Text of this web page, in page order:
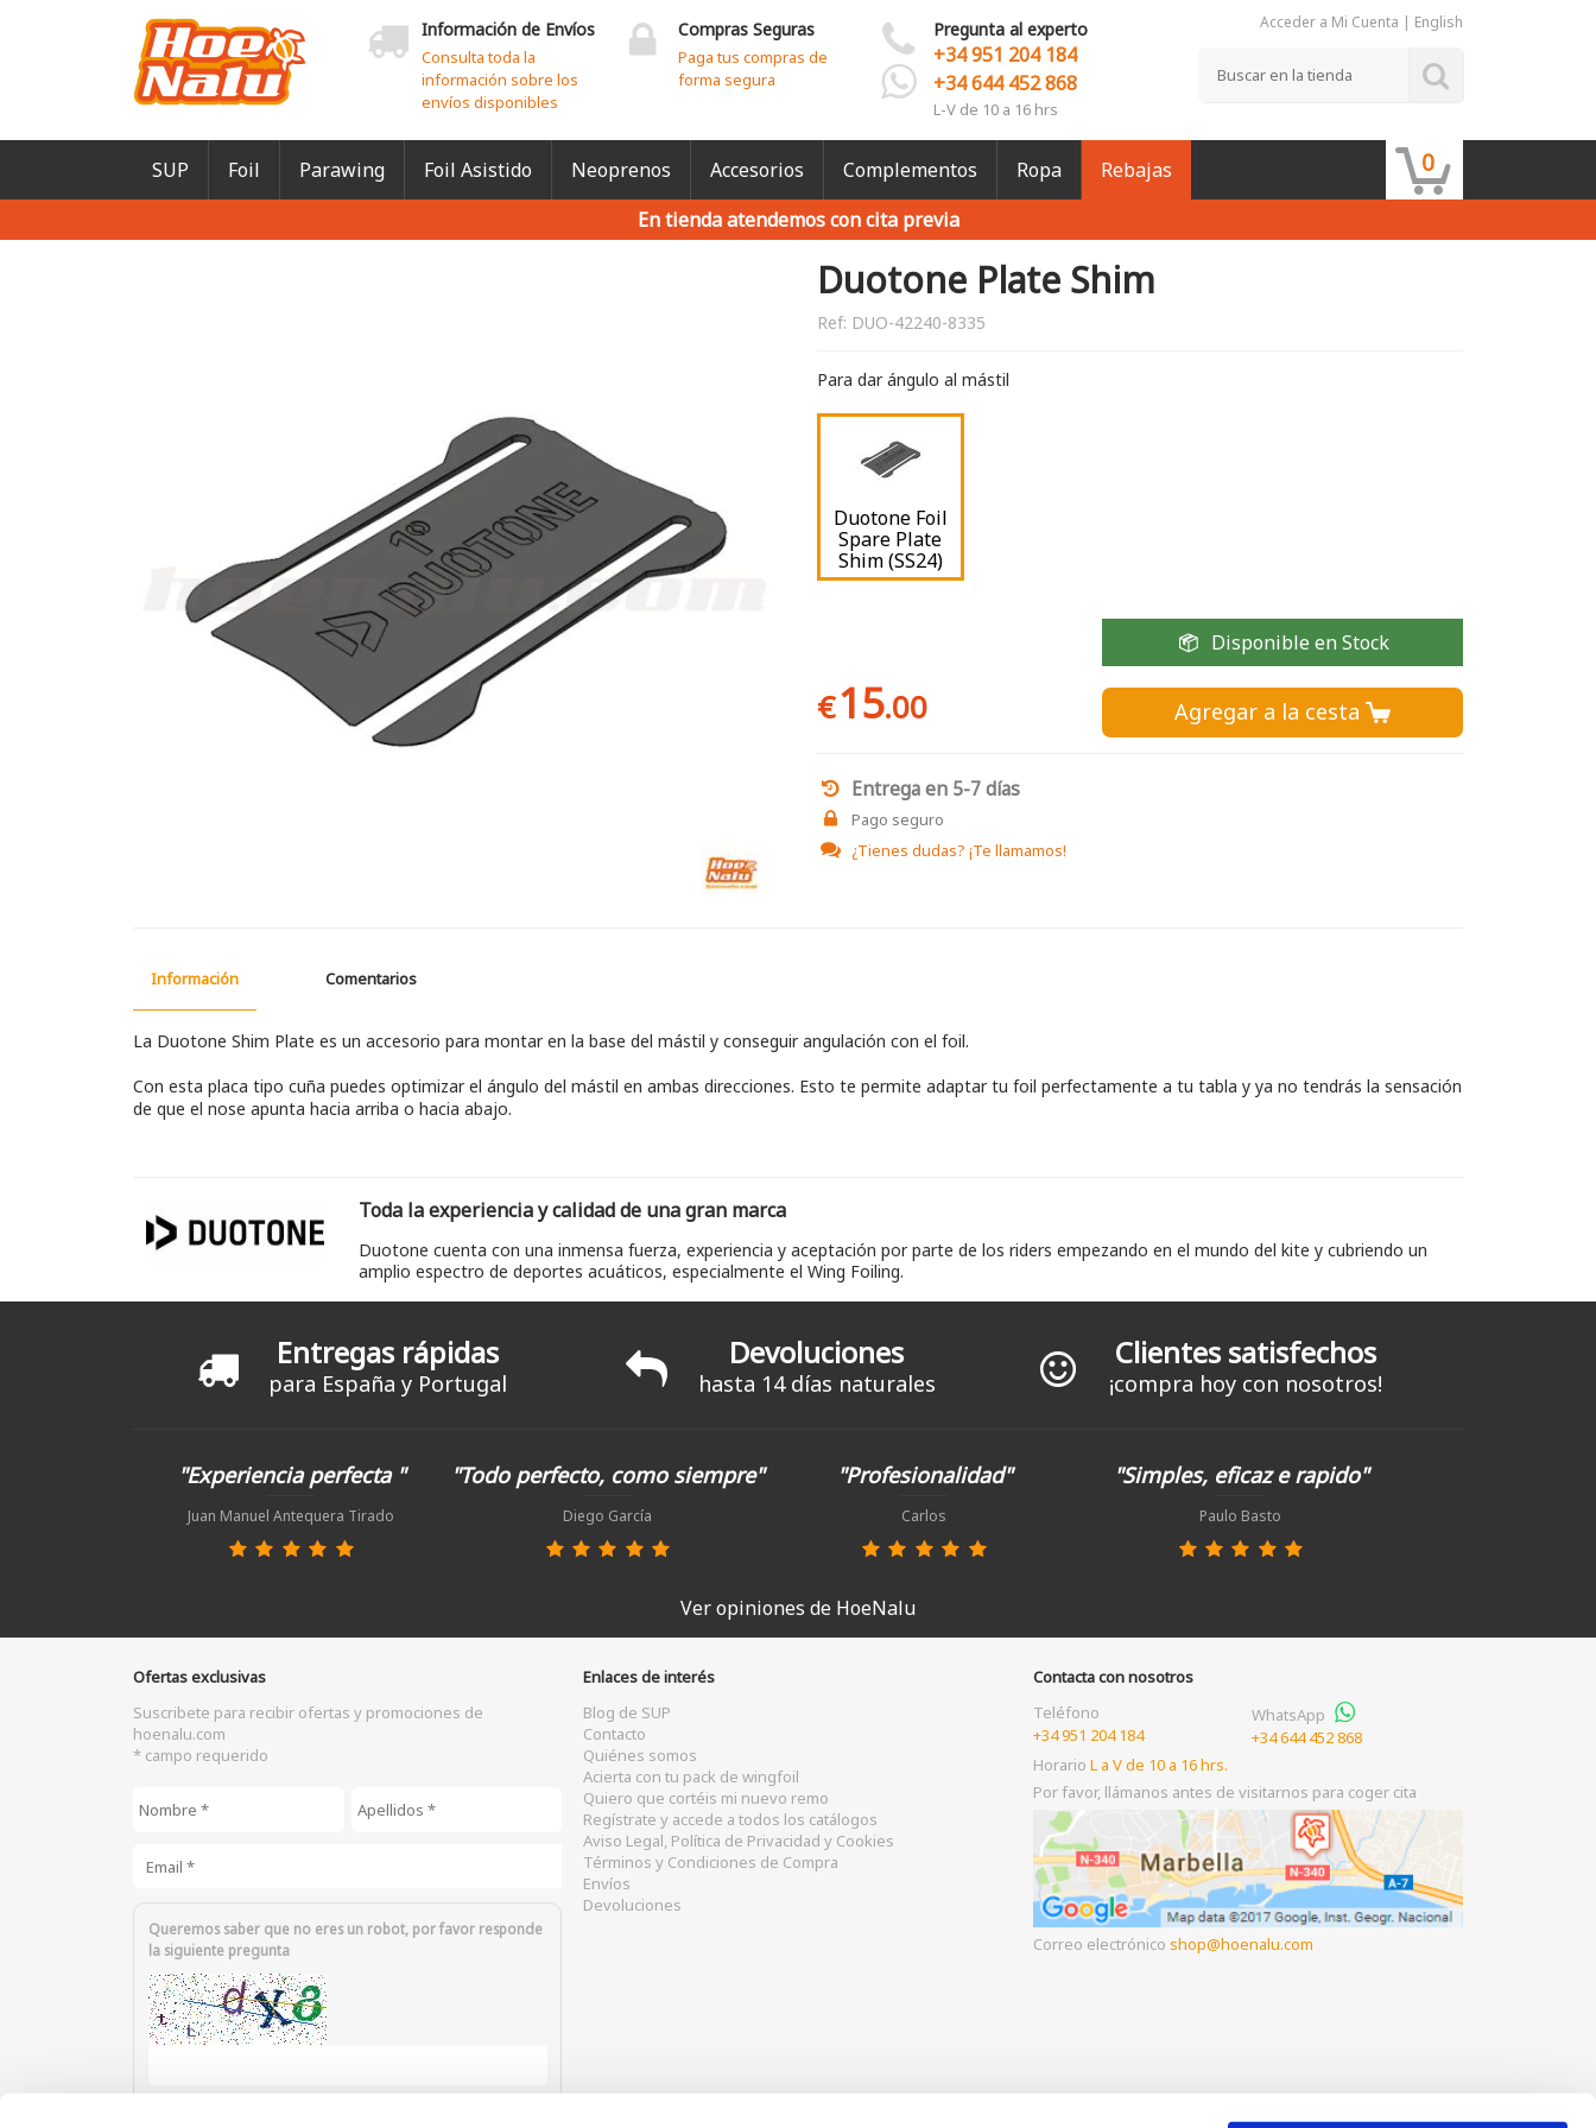
Información de Envíos
Consulta toda la
información sobre los
envíos disponibles
Compras Seguras
Paga tus compras de
forma segura
Pregunta al experto
+34 951 204 184
+34 644 452 868
L-V de 10 a 16 hrs
Acceder a Mi Cuenta | English
SUP Foil Parawing Foil Asistido Neoprenos Accesorios Complementos Ropa Rebajas 0
En tienda atendemos con cita previa
Duotone Plate Shim
Ref: DUO-42240-8335
Para dar ángulo al mástil
Duotone Foil
Spare Plate
Shim (SS24)
€15.00
Disponible en Stock
Agregar a la cesta 
Entrega en 5-7 días
Pago seguro
¿Tienes dudas? ¡Te llamamos!
Información Comentarios
La Duotone Shim Plate es un accesorio para montar en la base del mástil y conseguir angulación con el foil.
Con esta placa tipo cuña puedes optimizar el ángulo del mástil en ambas direcciones. Esto te permite adaptar tu foil perfectamente a tu tabla y ya no tendrás la sensación
de que el nose apunta hacia arriba o hacia abajo.
Toda la experiencia y calidad de una gran marca
Duotone cuenta con una inmensa fuerza, experiencia y aceptación por parte de los riders empezando en el mundo del kite y cubriendo un
amplio espectro de deportes acuáticos, especialmente el Wing Foiling.
Entregas rápidas
para España y Portugal
Devoluciones
hasta 14 días naturales
Clientes satisfechos
¡compra hoy con nosotros!
"Experiencia perfecta "
Juan Manuel Antequera Tirado
"Todo perfecto, como siempre"
Diego García
"Profesionalidad"
Carlos
"Simples, eficaz e rapido"
Paulo Basto
Ver opiniones de HoeNalu
Ofertas exclusivas
Suscribete para recibir ofertas y promociones de
hoenalu.com
* campo requerido
Queremos saber que no eres un robot, por favor responde
la siguiente pregunta
Enlaces de interés
Blog de SUP
Contacto
Quiénes somos
Acierta con tu pack de wingfoil
Quiero que cortéis mi nuevo remo
Regístrate y accede a todos los catálogos
Aviso Legal, Política de Privacidad y Cookies
Términos y Condiciones de Compra
Envíos
Devoluciones
Contacta con nosotros
Teléfono
+34 951 204 184
WhatsApp
+34 644 452 868
HorarioL a V de 10 a 16 hrs.
Por favor, llámanos antes de visitarnos para coger cita
Correo electrónicoshop hoenalu.com